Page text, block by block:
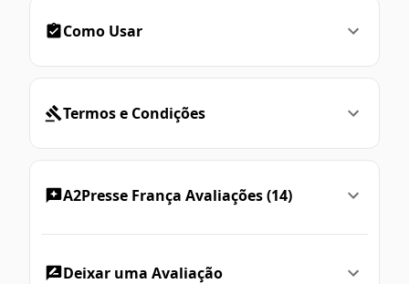
Como Usar
Termos e Condições
A2Presse França Avaliações (14)
Deixar uma Avaliação